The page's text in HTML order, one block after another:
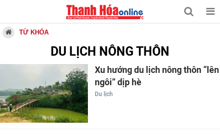
TỪ KHÓA
DU LỊCH NÔNG THÔN
Xu hướng du lịch nông thôn “lên
ngôi” dịp hè
Du lịch